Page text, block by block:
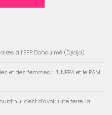
à l’EPP Dohouimè (Djidja)
et des femmes : l’UNFPA et le PAM
c’est d’avoir une terre, la